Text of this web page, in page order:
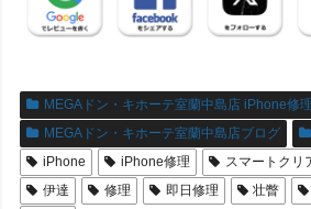
MEGAドン・キホーテ室蘭中島店 iPhone修
MEGAドン・キホーテ室蘭中島店ブログ
iPhone
iPhone修理 スマートクリ
伊達
修理 即日修理 壮瞥